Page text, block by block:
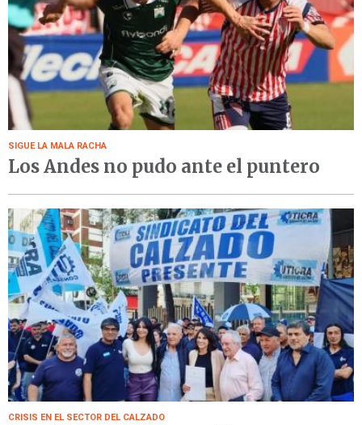
SIGUE LA MALA RACHA
Los Andes no pudo ante el puntero
CRISIS EN EL SECTOR DEL CALZADO